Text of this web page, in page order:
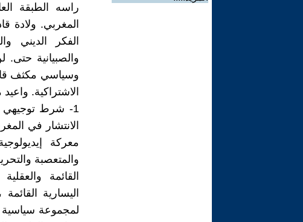
راسه الطبقة
المغربي. ولادة
الفكر الديني
والصبيانية
وسياسي مكثف
الاشتراكية.
1- شرط توجيهي
الانتشار في
معركة
والمتعصبة
القائمة
اليسارية
لمجموعة